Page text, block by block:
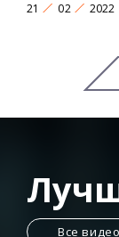
21 02 2022
Все видео